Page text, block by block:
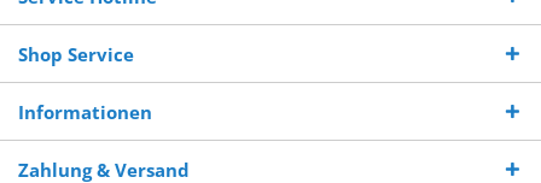
Shop Service
Informationen
Zahlung & Versand